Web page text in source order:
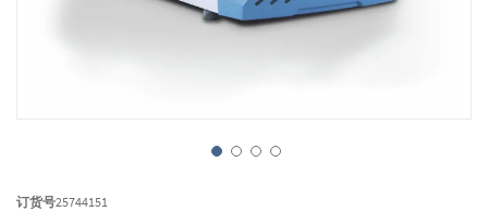
转
订货号25744151